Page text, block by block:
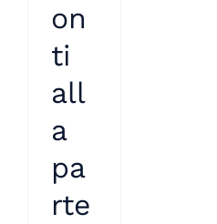
on
ti
all
a
pa
rte